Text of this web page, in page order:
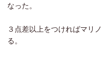
なった。
３点差以上をつければマリ
る。